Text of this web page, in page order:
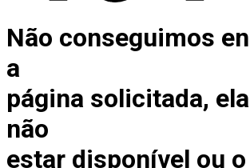
Não conseguimos
a
página solicitada,
não
estar disponível ou o